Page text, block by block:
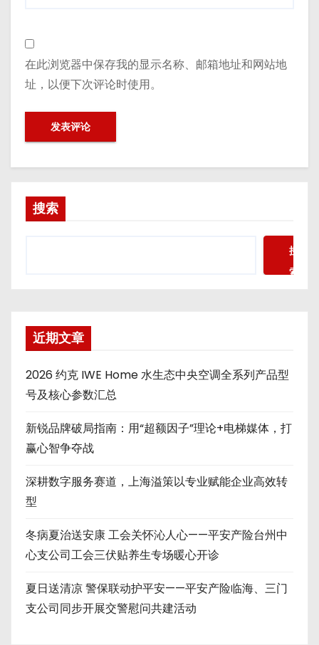
在此浏览器中保存我的显示名称、邮箱地址和网站地
址，以便下次评论时使用。
搜索
搜
索
近期文章
2026 约克 IWE Home 水生态中央空调全系列产品型
号及核心参数汇总
新锐品牌破局指南：用“超额因子”理论+电梯媒体，打
赢心智争夺战
深耕数字服务赛道，上海溢策以专业赋能企业高效转
型
冬病夏治送安康 工会关怀沁人心——平安产险台州中
心支公司工会三伏贴养生专场暖心开诊
夏日送清凉 警保联动护平安——平安产险临海、三门
支公司同步开展交警慰问共建活动